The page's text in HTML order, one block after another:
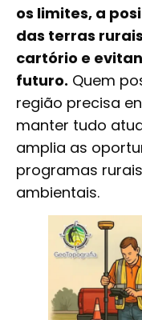
os limites, a
das terras
cartório e
futuro. Quem
região precisa
manter tudo
amplia as
programas
ambientais.